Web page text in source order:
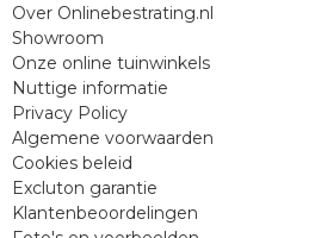
Over Onlinebestrating.nl
Showroom
Onze online tuinwinkels
Nuttige informatie
Privacy Policy
Algemene voorwaarden
Cookies beleid
Excluton garantie
Klantenbeoordelingen